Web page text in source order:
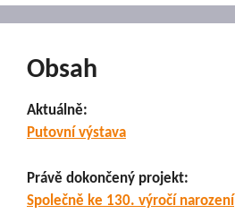
Obsah
Aktuálně:
Putovní výstava
Právě dokončený projekt:
Společně ke 130. výročí narození